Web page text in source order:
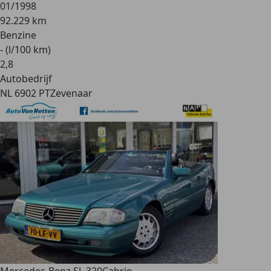
01/1998
92.229 km
Benzine
- (l/100 km)
2,8
Autobedrijf
NL 6902 PTZevenaar